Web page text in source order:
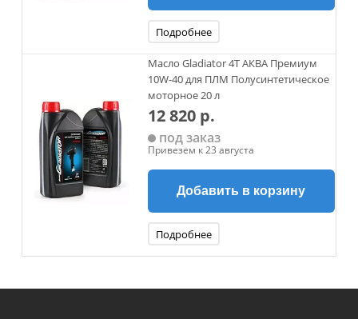
Подробнее
Масло Gladiator 4Т АКВА Премиум
10W-40 для ПЛМ Полусинтетическое
моторное 20 л
12 820 р.
под заказ
Привезем к 23 августа
Добавить в корзину
Подробнее